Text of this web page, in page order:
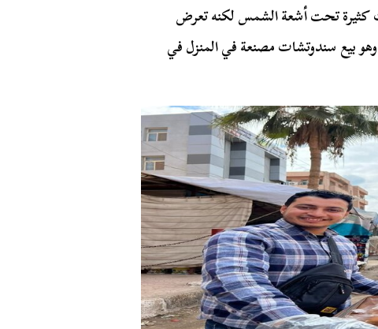
كثيرة تحت أشعة الشمس لكنه تعرض
وهو بيع سندوتشات مصنعة في المنزل في